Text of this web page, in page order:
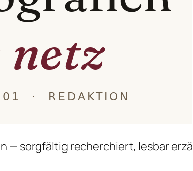
— sorgfältig recherchiert, lesbar